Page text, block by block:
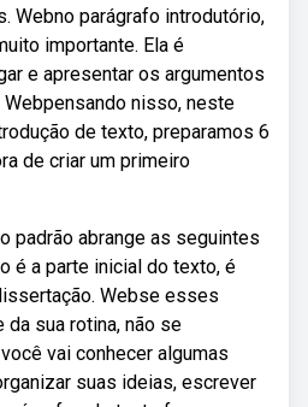
Webno parágrafo introdutório,
importante. Ela é
e apresentar os argumentos
nisso, neste
de texto, preparamos 6
de criar um primeiro
padrão abrange as seguintes
é a parte inicial do texto, é
Webse esses
sua rotina, não se
vai conhecer algumas
suas ideias, escrever